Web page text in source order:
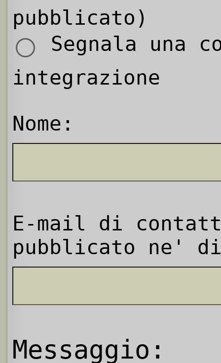
pubblicato)
Segnala una
integrazione
Nome:
E-mail di
pubblicato ne'
Messaggio: